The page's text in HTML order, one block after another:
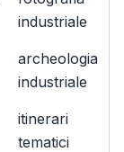
industriale
archeologia
industriale
itinerari
tematici